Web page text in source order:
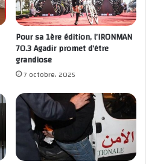
Pour sa 1ère édition, l’IRONMAN
70.3 Agadir promet d’être
grandiose
7 octobre، 2025